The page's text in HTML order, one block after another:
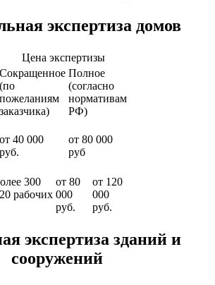
экспертиза домов
Цена экспертизы
Сокращенное
(по
пожеланиям
заказчика)
Полное
(согласно
нормативам
РФ)
от 40 000
руб.
от 80 000
руб
300
рабочих
от 80
000
руб.
от 120
000
руб.
экспертиза зданий и
сооружений